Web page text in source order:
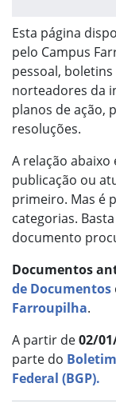
Esta página
pelo Campus
pessoal,
norteadores da
planos de ação,
resoluções.
A relação
publicação ou
primeiro. Mas é
categorias.
documento
Documentos
de Documentos
Farroupilha.
A partir de02/
parte do
Federal (BGP).